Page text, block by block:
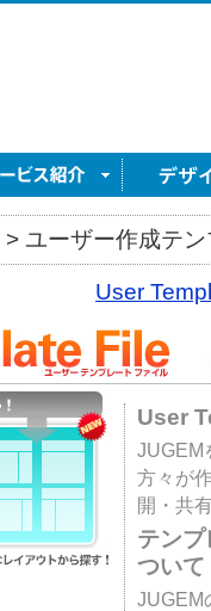
> ユーザー作成テ
User
User
JUGEM
方々が
開・共
テン
ついて
JUGEM